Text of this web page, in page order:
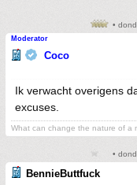
•
Moderator
Coco
Ik verwacht overigens
excuses.
What can change the nature of a
•
BennieButtfuck